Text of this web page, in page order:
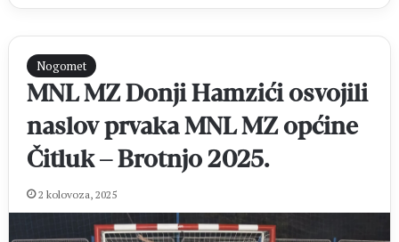
Nogomet
MNL MZ Donji Hamzići osvojili
naslov prvaka MNL MZ općine
Čitluk – Brotnjo 2025.
2 kolovoza, 2025